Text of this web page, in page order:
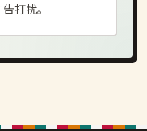
打扰。